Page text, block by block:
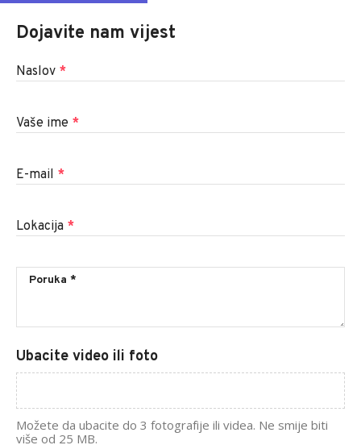
Dojavite nam vijest
Naslov *
Vaše ime *
E-mail *
Lokacija *
Ubacite video ili foto
Možete da ubacite do 3 fotografije ili videa. Ne smije biti
više od 25 MB.